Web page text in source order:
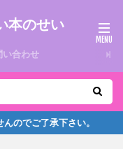
本のせい
い合わせ
でご了承下さい。